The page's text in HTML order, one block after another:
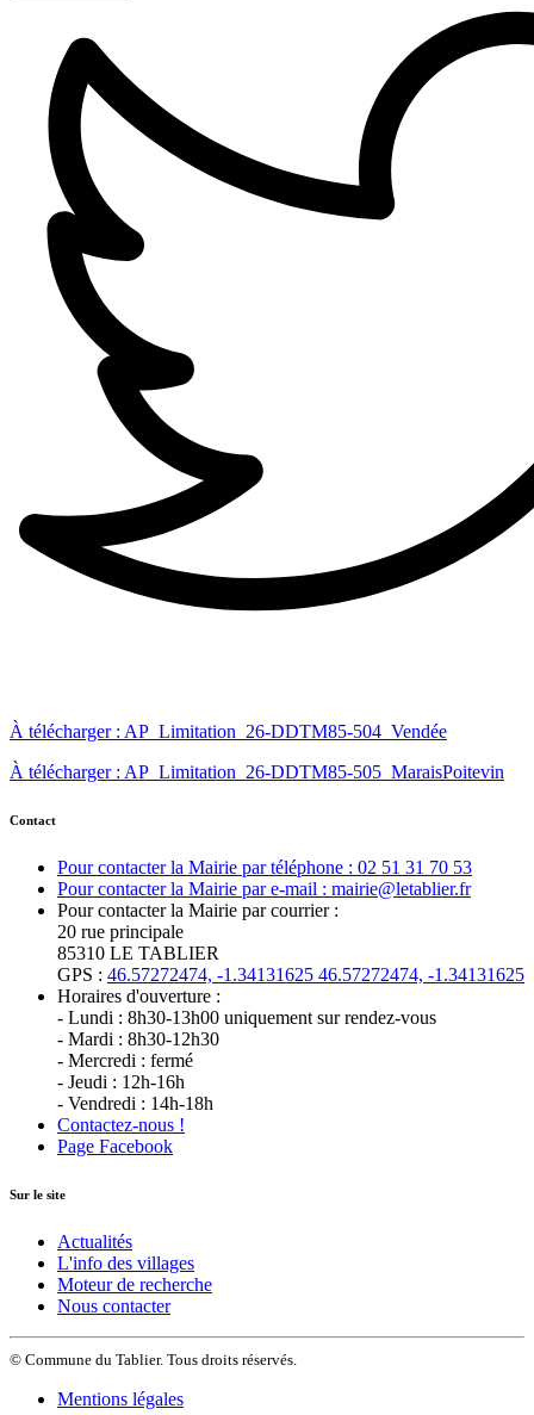
À télécharger : AP_Limitation_26-DDTM85-504_Vendée
À télécharger : AP_Limitation_26-DDTM85-505_MaraisPoitevin
Contact
Pour contacter la Mairie par téléphone : 02 51 31 70 53
Pour contacter la Mairie par e-mail : mairie@letablier.fr
Pour contacter la Mairie par courrier :
20 rue principale
85310 LE TABLIER
GPS : 46.57272474, -1.34131625 46.57272474, -1.34131625
Horaires d'ouverture :
- Lundi : 8h30-13h00 uniquement sur rendez-vous
- Mardi : 8h30-12h30
- Mercredi : fermé
- Jeudi : 12h-16h
- Vendredi : 14h-18h
Contactez-nous !
Page Facebook
Sur le site
Actualités
L'info des villages
Moteur de recherche
Nous contacter
© Commune du Tablier. Tous droits réservés.
Mentions légales